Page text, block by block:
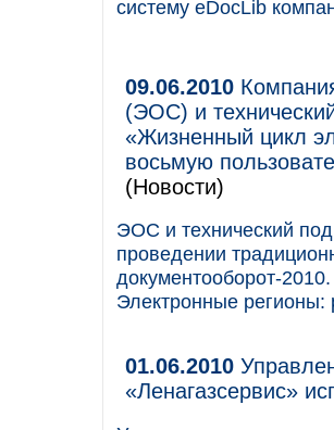
систему eDocLib
09.06.2010
(ЭОС) и
«Жизненный цикл
восьмую
(Новости)
ЭОС и технический
проведении
документооборот-
Электронные регионы:
01.06.2010
«Ленагазсервис»